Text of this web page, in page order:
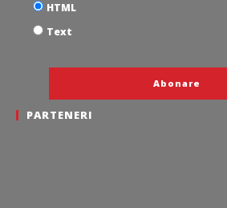
HTML
Text
PARTENERI